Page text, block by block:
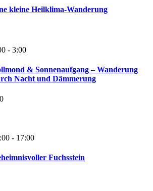
kleine Heilklima-Wanderung
- 3:00
& Sonnenaufgang – Wanderung
Nacht und Dämmerung
- 17:00
Fuchsstein